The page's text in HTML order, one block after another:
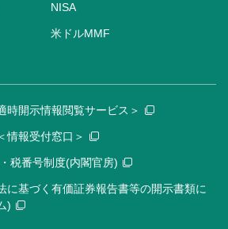
NISA
米ドルMMF
時開示情報閲覧サービス＞
情報受付窓口＞
税番号制度(内閣官房)
に基づく有価証券報告書等の開示書類に
)